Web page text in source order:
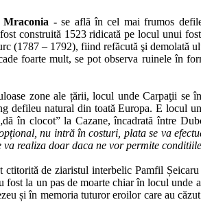
Mraconia -se află în cel mai frumos
construită 1523 ridicată pe locul unui
(1787 – 1792), fiind refăcută şi demolată
foarte mult, se pot observa ruinele în
zone ale țării, locul unde Carpaţii se
defileu natural din toată Europa. E locul
în clocot” la Cazane, încadrată între
nu intră în costuri, plata se va
realiza doar daca ne vor permite
ctitorită de ziaristul interbelic Pamfil
la un pas de moarte chiar în locul unde
și în memoria tuturor eroilor care au